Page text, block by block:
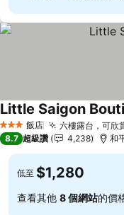
3 星級 飯店 六樓露台，可欣
Little Saigon
8.7 超級讚 4,238 和
低至 $1,280
查看其他 8 個網站的價